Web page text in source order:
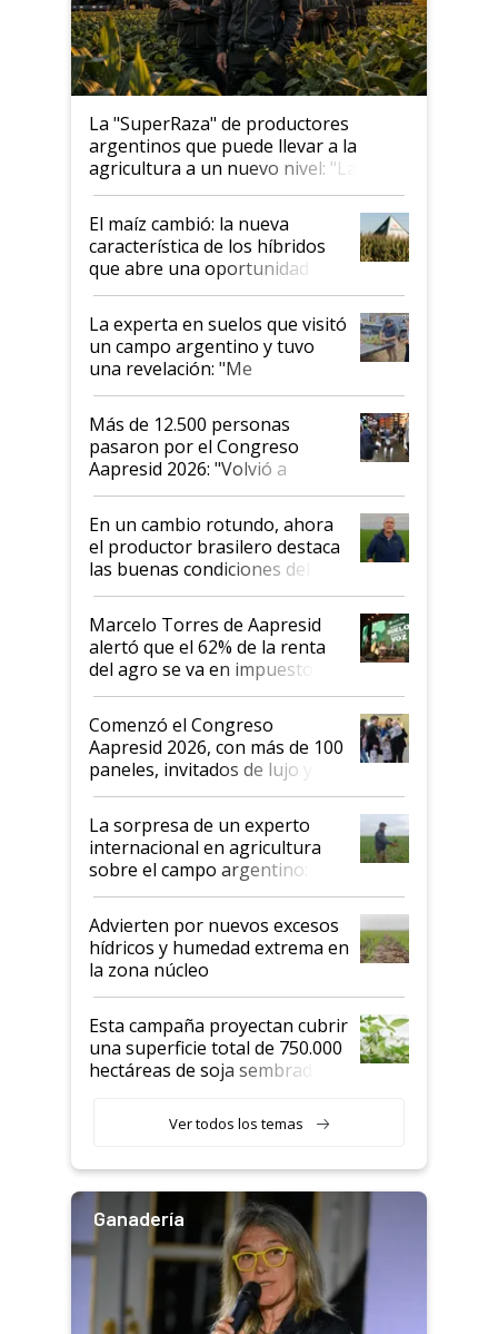
La "SuperRaza" de productores
argentinos que puede llevar a la
agricultura a un nuevo nivel: "Las
posibilidades de crecimiento son
infinitas"
El maíz cambió: la nueva
característica de los híbridos
que abre una oportunidad en
el lote
La experta en suelos que visitó
un campo argentino y tuvo
una revelación: "Me
impresionó mucho"
Más de 12.500 personas
pasaron por el Congreso
Aapresid 2026: "Volvió a
demostrar que hablar del
suelo es hablar de todo el
sistema productivo"
En un cambio rotundo, ahora
el productor brasilero destaca
las buenas condiciones del
agro argentino para invertir:
"Los veo más motivados"
Marcelo Torres de Aapresid
alertó que el 62% de la renta
del agro se va en impuestos:
"No es bueno que en
Argentina se sigan discutiendo
las mismas cosas de hace 50
años"
Comenzó el Congreso
Aapresid 2026, con más de 100
paneles, invitados de lujo y
todas las tendencias
La sorpresa de un experto
internacional en agricultura
sobre el campo argentino:
"Estoy muy impresionado"
Advierten por nuevos excesos
hídricos y humedad extrema en
la zona núcleo
Esta campaña proyectan cubrir
una superficie total de 750.000
hectáreas de soja sembradas
variedades que marcan un
salto tecnológico en genética y
Ver todos los temas
Ganadería